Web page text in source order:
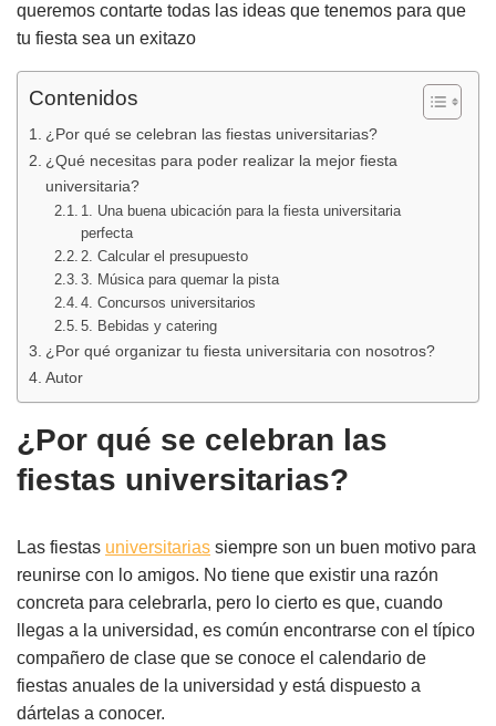
queremos contarte todas las ideas que tenemos para que
tu fiesta sea un exitazo
Contenidos
¿Por qué se celebran las fiestas universitarias?
¿Qué necesitas para poder realizar la mejor fiesta
universitaria?
1. Una buena ubicación para la fiesta universitaria
perfecta
2. Calcular el presupuesto
3. Música para quemar la pista
4. Concursos universitarios
5. Bebidas y catering
¿Por qué organizar tu fiesta universitaria con nosotros?
Autor
¿Por qué se celebran las
fiestas universitarias?
Las fiestas universitarias siempre son un buen motivo para
reunirse con lo amigos. No tiene que existir una razón
concreta para celebrarla, pero lo cierto es que, cuando
llegas a la universidad, es común encontrarse con el típico
compañero de clase que se conoce el calendario de
fiestas anuales de la universidad y está dispuesto a
dártelas a conocer.